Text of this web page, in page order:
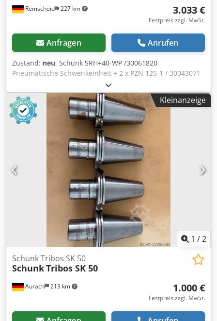
Remscheid 227 km 3.033 €
Festpreis zzgl. MwSt.
Anfragen Anrufen
Zustand: neu, Schunk SRH+40-WP /30061820
Pneumatische Schwenkeinheit + 2 x PZN 125-1 / 30043071
Universalgreifer,ungebraucht, 100% funktionsfähig,
Lieferumfang gem. Fotos Dedpei Ec Ngjfx Agfjkr
Kleinanzeige
1 /2
Aurach 213 km
Schunk Tribos SK 50
SchunkTribos SK 50
1.000 €
Festpreis zzgl. MwSt.